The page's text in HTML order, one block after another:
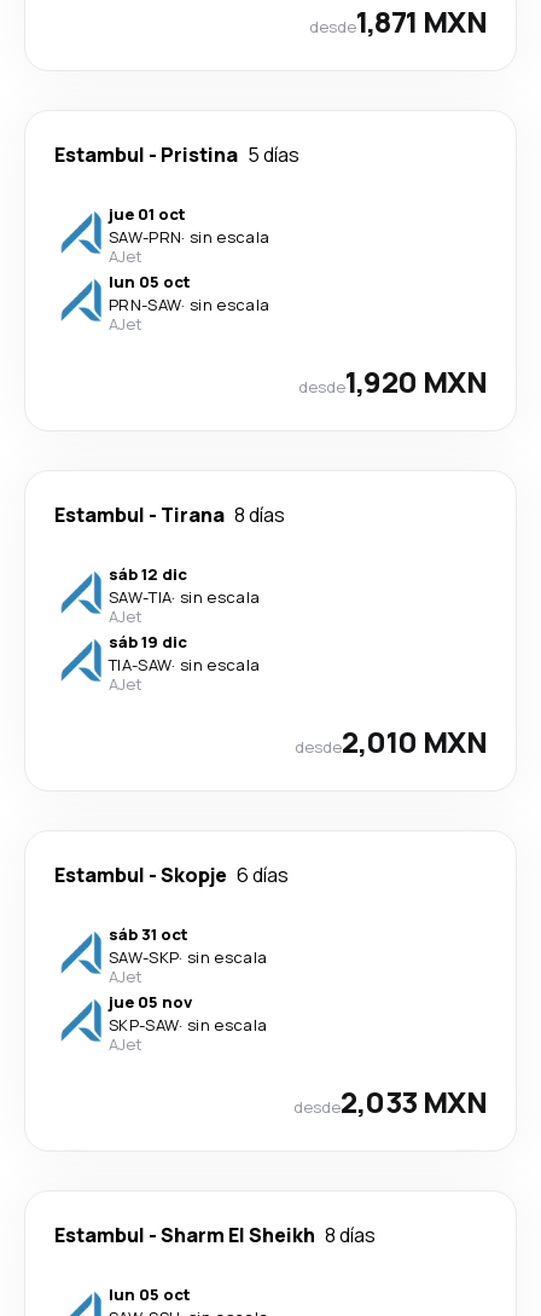
desde1,871 MXN
Estambul - Pristina 5 días
jue 01 oct
SAW-PRN· sin escala
AJet
lun 05 oct
PRN-SAW· sin escala
AJet
desde1,920 MXN
Estambul - Tirana 8 días
sáb 12 dic
SAW-TIA· sin escala
AJet
sáb 19 dic
TIA-SAW· sin escala
AJet
desde2,010 MXN
Estambul -Skopje 6 días
sáb 31 oct
SAW-SKP· sin escala
AJet
jue 05 nov
SKP-SAW· sin escala
AJet
desde2,033 MXN
Estambul -Sharm El Sheikh 8 días
lun 05 oct